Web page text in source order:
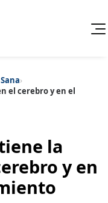
Cancelar
extra
›
el cerebro y en el
la
y en